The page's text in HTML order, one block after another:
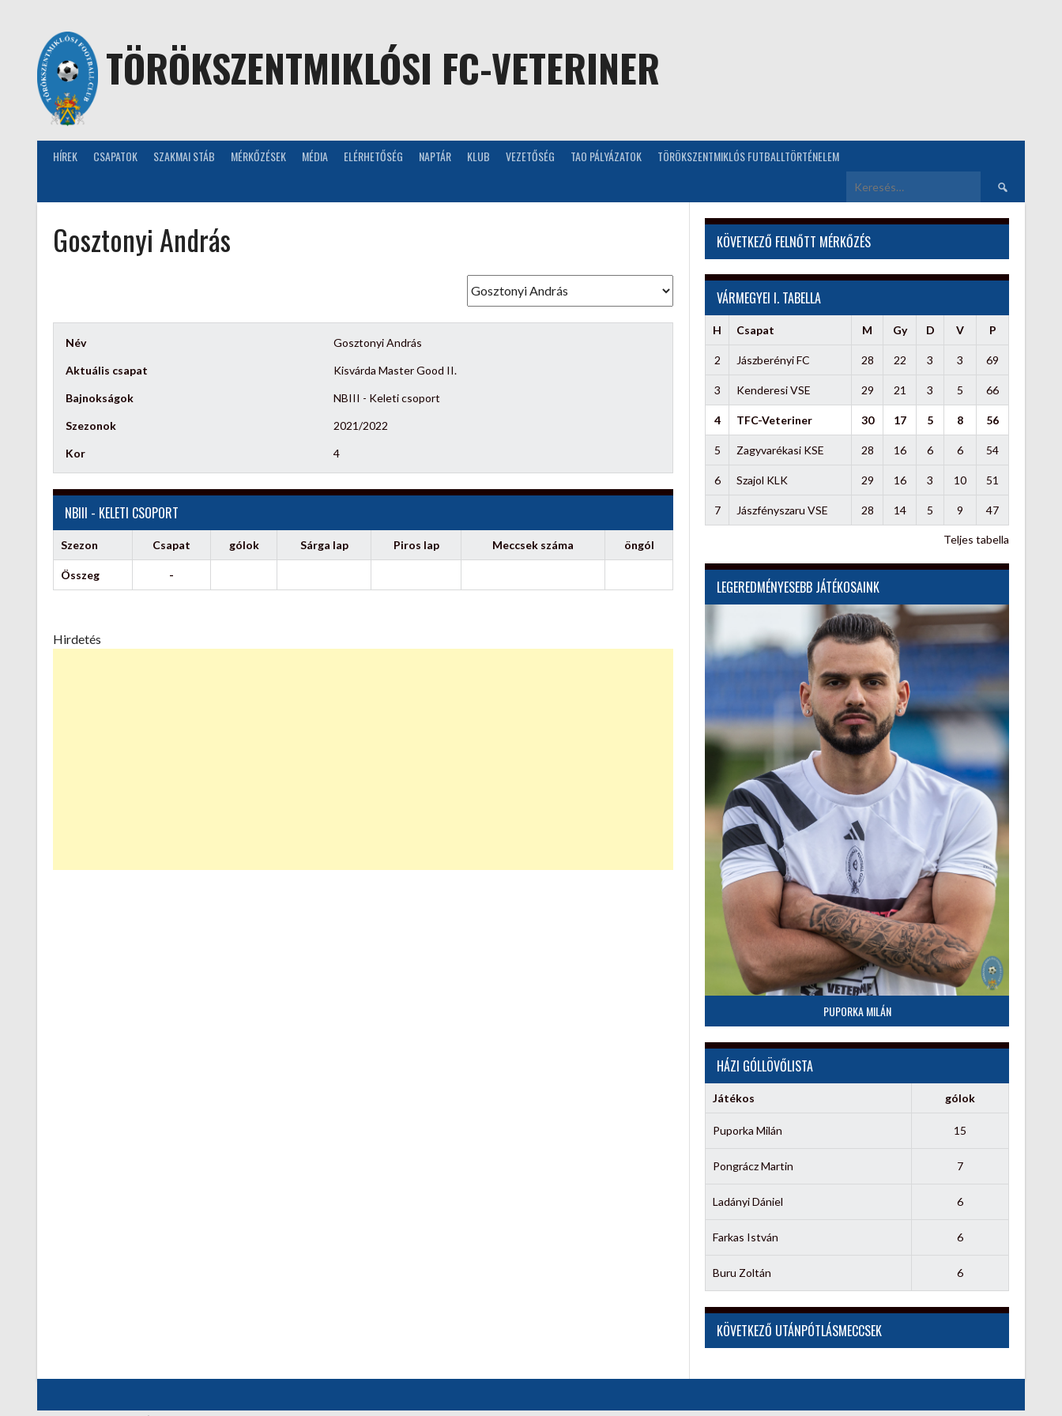
TÖRÖKSZENTMIKLÓSI FC-VETERINER
HÍREK CSAPATOK SZAKMAI STÁB MÉRKŐZÉSEK MÉDIA ELÉRHETŐSÉG NAPTÁR KLUB VEZETŐSÉG TAO PÁLYÁZATOK TÖRÖKSZENTMIKLÓS FUTBALLTÖRTÉNELEM
Keresés:
Gosztonyi András
Név Gosztonyi András
Aktuális csapat Kisvárda Master Good II.
Bajnokságok NBIII - Keleti csoport
Szezonok 2021/2022
Kor 4
NBIII - KELETI CSOPORT
Szezon Csapat gólok Sárga lap Piros lap Meccsek száma öngól
Összeg -
Hirdetés
KÖVETKEZŐ FELNŐTT MÉRKŐZÉS
VÁRMEGYEI I. TABELLA
H Csapat M Gy D V P
2 Jászberényi FC 28 22 3 3 69
3 Kenderesi VSE 29 21 3 5 66
4 TFC-Veteriner 30 17 5 8 56
5 Zagyvarékasi KSE 28 16 6 6 54
6 Szajol KLK 29 16 3 10 51
7 Jászfényszaru VSE 28 14 5 9 47
Teljes tabella
LEGEREDMÉNYESEBB JÁTÉKOSAINK
PUPORKA MILÁN
HÁZI GÓLLÖVŐLISTA
Játékos gólok
Puporka Milán 15
Pongrácz Martin 7
Ladányi Dániel 6
Farkas István 6
Buru Zoltán 6
KÖVETKEZŐ UTÁNPÓTLÁSMECCSEK